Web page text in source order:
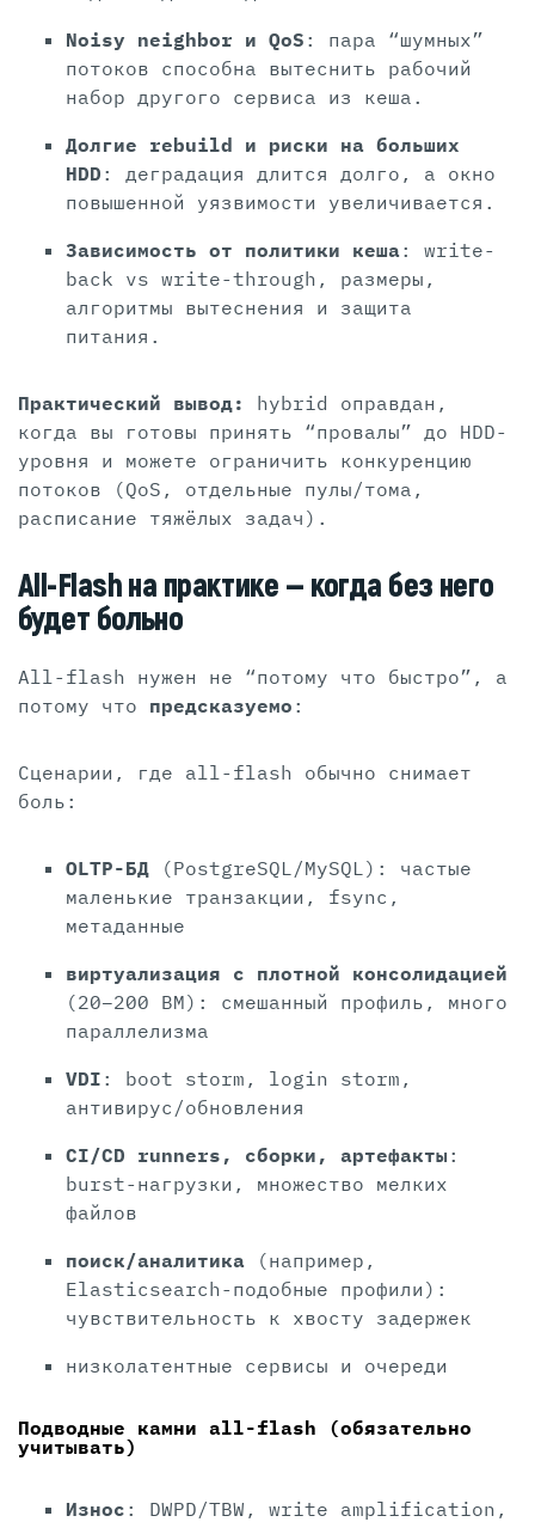
Noisy neighbor и QoS : пара “шумных”
потоков способна вытеснить рабочий
набор другого сервиса из кеша.
Долгие rebuild и риски на больших
HDD : деградация длится долго, а окно
повышенной уязвимости увеличивается.
Зависимость от политики кеша: write-
back vs write-through, размеры,
алгоритмы вытеснения и защита
питания.
Практический вывод:
hybrid оправдан,
когда вы готовы принять “провалы” до HDD-
уровня и можете ограничить конкуренцию
потоков (QoS, отдельные пулы/тома,
расписание тяжёлых задач).
All-Flash на практике — когда без него
будет больно
All-flash нужен не “потому что быстро”, а
потому что предсказуемо :
Сценарии, где all-flash обычно снимает
боль:
OLTP-БД (PostgreSQL/MySQL): частые
маленькие транзакции, fsync,
метаданные
виртуализация с плотной консолидацией
(20–200 ВМ): смешанный профиль, много
параллелизма
VDI : boot storm, login storm,
антивирус/обновления
CI/CD runners, сборки, артефакты :
burst-нагрузки, множество мелких
файлов
поиск/аналитика (например,
Elasticsearch-подобные профили):
чувствительность к хвосту задержек
низколатентные сервисы и очереди
Подводные камни all-flash (обязательно
учитывать)
Износ : DWPD/TBW, write amplification,